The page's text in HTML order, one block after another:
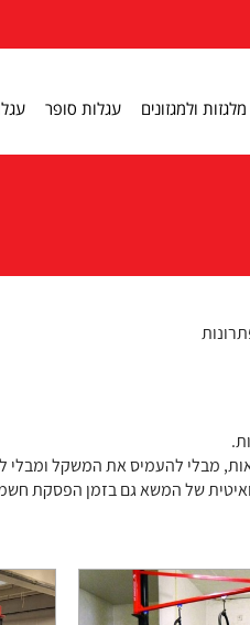
מלגזות ולמגזונים עגלות סופר
מבלי להעמיס את המשקל ומבלי
של המשא גם בזמן הפסקת